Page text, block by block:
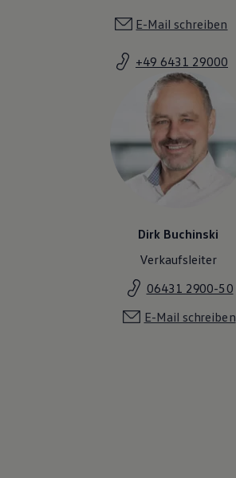
E-Mail schreiben
+49 6431 29000
Dirk Buchinski
Verkaufsleiter
06431 2900-50
E-Mail schreiben